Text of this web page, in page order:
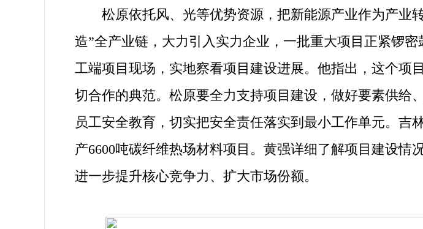
松原依托风、光等优势资源，把新能源产业作为产业转
造”全产业链，大力引入实力企业，一批重大项目正紧锣
工端项目现场，实地察看项目建设进展。他指出，这个项
切合作的典范。松原要全力支持项目建设，做好要素供给
员工安全教育，切实把安全责任落实到最小工作单元。
产6600吨碳纤维热场材料项目。黄强详细了解项目建设情
进一步提升核心竞争力、扩大市场份额。